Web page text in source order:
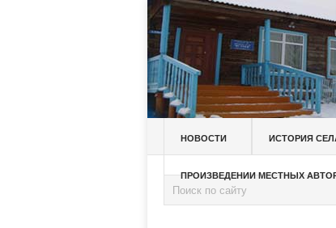
НОВОСТИ ИСТОРИЯ
ПРОИЗВЕДЕНИИ МЕСТНЫХ